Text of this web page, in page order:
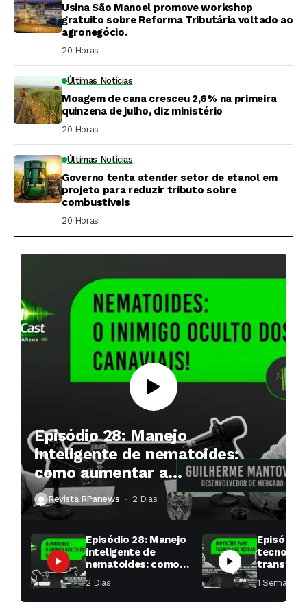
Usina São Manoel promove workshop
gratuito sobre Reforma Tributária voltado ao
agronegócio.
20 Horas ⁮
Últimas Notícias
Moagem de cana cresceu 2,6% na primeira
quinzena de julho, diz ministério
20 Horas ⁮
Últimas Notícias
Governo tenta atender setor de etanol em
projeto para reduzir tributo sobre
combustíveis
20 Horas ⁮
Episódio 28: Manejo
inteligente de nematoides:
como aumentar a
produtividade das soqueiras?
Revista RPanews 2 Dias ⁮
Episódio 28: Manejo
inteligente de
nematoides: como
aumentar a
produtividade das
soqueiras?
2 Dias ⁮
Episódio
fábricas
1 Semana ⁮